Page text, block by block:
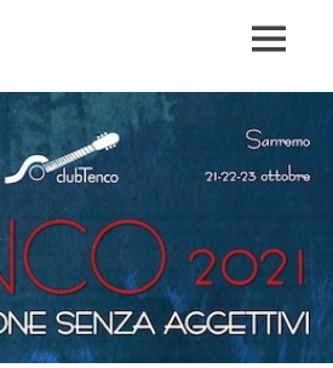
MENU